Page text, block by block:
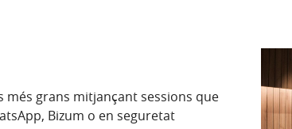
grans mitjançant sessions que
Bizum o en seguretat